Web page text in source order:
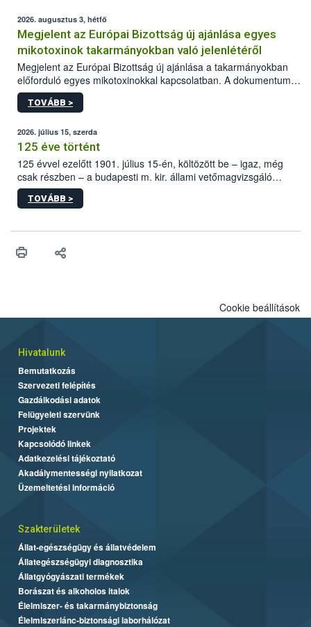
2026. augusztus 3, hétfő
Megjelent az Európai Bizottság új ajánlása egyes
mikotoxinok takarmányokban való jelenlétéről
Megjelent az Európai Bizottság új ajánlása a takarmányokban
előforduló egyes mikotoxinokkal kapcsolatban. A dokumentum
2027-től új irányértékek alkalmazását írja elő, és a jelenleg
hatályos uniós ajánlások helyébe lép.
TOVÁBB >
2026. július 15, szerda
125 éve történt
125 évvel ezelőtt 1901. július 15-én, költözött be – igaz, még
csak részben – a budapesti m. kir. állami vetőmagvizsgáló
állomás a Kis Rókus utca 15. szám alatti, Czigler Győző által
tervezett új épületébe.
TOVÁBB >
Cookie beállítások
Hivatalunk
Bemutatkozás
Szervezeti felépítés
Gazdálkodási adatok
Felügyeleti szervünk
Projektek
Kapcsolódó linkek
Adatkezelési tájékoztató
Akadálymentességi nyilatkozat
Üzemeltetési információ
Szakterületek
Állat-egészségügy és állatvédelem
Állategészségügyi diagnosztika
Állatgyógyászati termékek
Borászat és alkoholos italok
Élelmiszer- és takarmánybiztonság
Élelmiszerlánc-biztonsági laborhálózat